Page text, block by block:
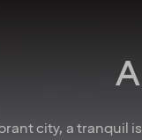
city, a tranquil